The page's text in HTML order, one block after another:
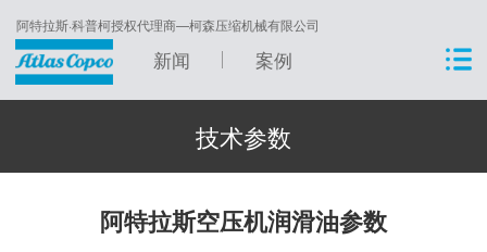
阿特拉斯·科普柯授权代理商—柯森压缩机械有限公司
新闻 案例
技术参数
阿特拉斯空压机润滑油参数